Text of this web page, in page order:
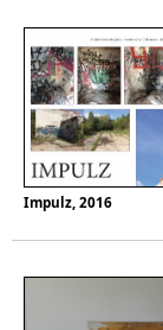
Impulz, 2016